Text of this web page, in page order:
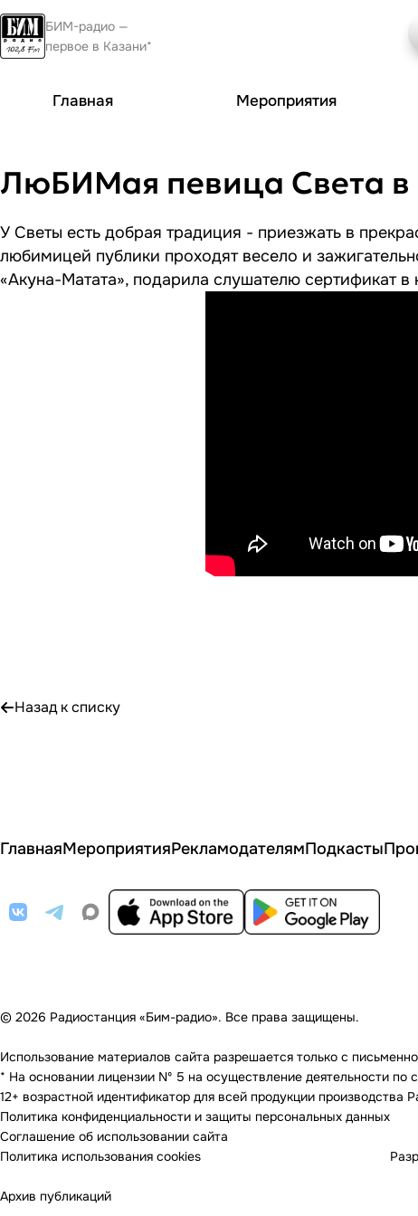
БИМ-радио —
первое в Казани*
Главная Мероприятия
ЛюБИМая певица Света в
У Светы есть добрая традиция - приезжать в
любимицей публики проходят весело и
«Акуна-Матата», подарила слушателю сертификат
Назад к списку
ГлавнаяМероприятияРекламодателямПодкасты
© 2026 Радиостанция «Бим-радио». Все права защищены.
Использование материалов сайта разрешается только с
* На основании лицензии Nº 5 на осуществление деятельности по
12+ возрастной идентификатор для всей продукции производства
Политика конфиденциальности и защиты персональных данных
Соглашение об использовании сайта
Политика использования cookies
Архив публикаций